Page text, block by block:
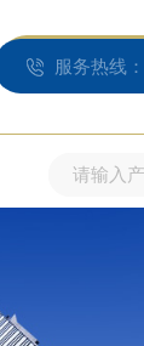
服务热线：